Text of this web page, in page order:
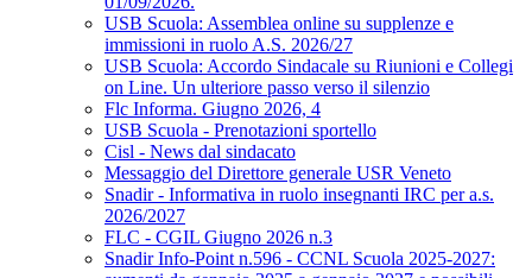
USB Scuola: Assemblea online su supplenze e
immissioni in ruolo A.S. 2026/27
USB Scuola: Accordo Sindacale su Riunioni e Collegi
on Line. Un ulteriore passo verso il silenzio
Flc Informa. Giugno 2026, 4
USB Scuola - Prenotazioni sportello
Cisl - News dal sindacato
Messaggio del Direttore generale USR Veneto
Snadir - Informativa in ruolo insegnanti IRC per a.s.
2026/2027
FLC - CGIL Giugno 2026 n.3
Snadir Info-Point n.596 - CCNL Scuola 2025-2027: